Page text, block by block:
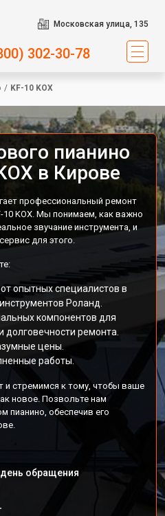
Московская улица, 135
302-30-78
/ KF-10 KOX
пианино
в Кирове
профессиональный ремонт
10 KOX. Мы понимаем, как важно
звучание инструмента, и
для этого.
опытных специалистов в
Роланд.
компонентов для
долговечности ремонта.
цены.
работы.
стремимся к тому, чтобы ваше
новое. Позвольте нам
пианино, обеспечив его
обращения